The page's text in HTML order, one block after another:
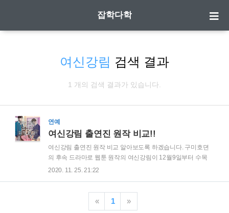
잡학다학
여신강림 검색 결과
1 개의 검색 결과가 있습니다.
연예
여신강림 출연진 원작 비교!!
여신강림 출연진 원작 비교 알아보도록 하겠습니다. 구미호뎐
의 후속 드라마로 웹툰 원작의 여신강림이 12월9일부터 수목
드라마로 방영될 예정입니다. 예전부터 인기 웹툰이었던 여신
작대비 캐스팅이 어떻게 되는지 알아보겠습니다. | 원작 여신강
림은? 외모에 콤플렉스가 있어 중학생때까지 외모로 놀림을 받
2020. 11. 25. 21:22
« 1 »